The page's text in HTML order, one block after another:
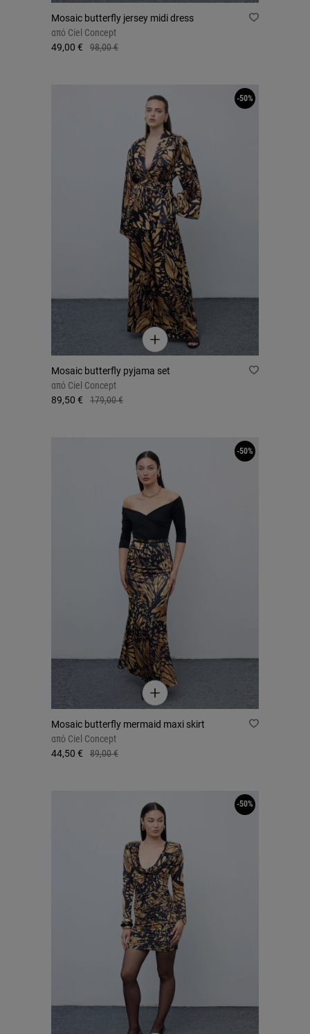
Mosaic butterfly jersey midi dress
από Ciel Concept
49,00 €
98,00 €
Mosaic butterfly pyjama set
από Ciel Concept
89,50 €
179,00 €
-50%
Mosaic butterfly mermaid maxi skirt
από Ciel Concept
44,50 €
89,00 €
-50%
-50%